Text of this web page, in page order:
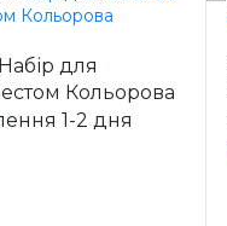
для
Кольорова
1-2 дня